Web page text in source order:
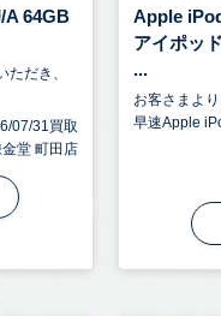
A 64GB
だき、
07/31買取
堂 町田店
Apple
アイポッ
...
お客さまよ
早速Apple